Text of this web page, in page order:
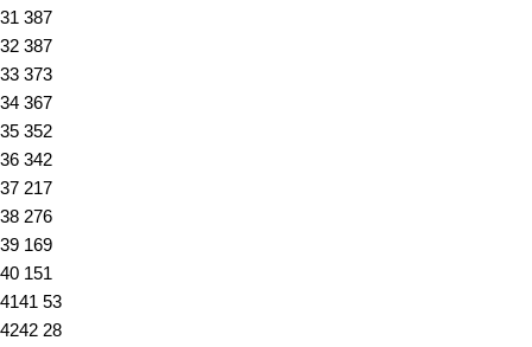
31 387
32 387
33 373
34 367
35 352
36 342
37 217
38 276
39 169
40 151
4141 53
4242 28